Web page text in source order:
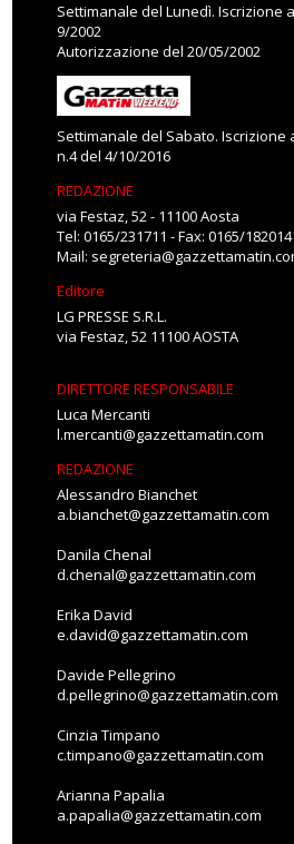
Settimanale del Lunedì. Iscrizione
9/2002
Autorizzazione del 20/05/2002
Settimanale del Sabato. Iscrizione
n.4 del 4/10/2016
REDAZIONE
via Festaz, 52 - 11100 Aosta
Tel: 0165/231711 - Fax: 0165/
Mail:
Editore
LG PRESSE S.R.L.
via Festaz, 52 11100 AOSTA
DIRETTORE RESPONSABILE
Luca Mercanti
l.mercanti@gazzettamatin.com
REDAZIONE
Alessandro Bianchet
a.bianchet@gazzettamatin.com
Danila Chenal
d.chenal@gazzettamatin.com
Erika David
e.david@gazzettamatin.com
Davide Pellegrino
d.pellegrino@gazzettamatin.com
Cinzia Timpano
c.timpano@gazzettamatin.com
Arianna Papalia
a.papalia@gazzettamatin.com